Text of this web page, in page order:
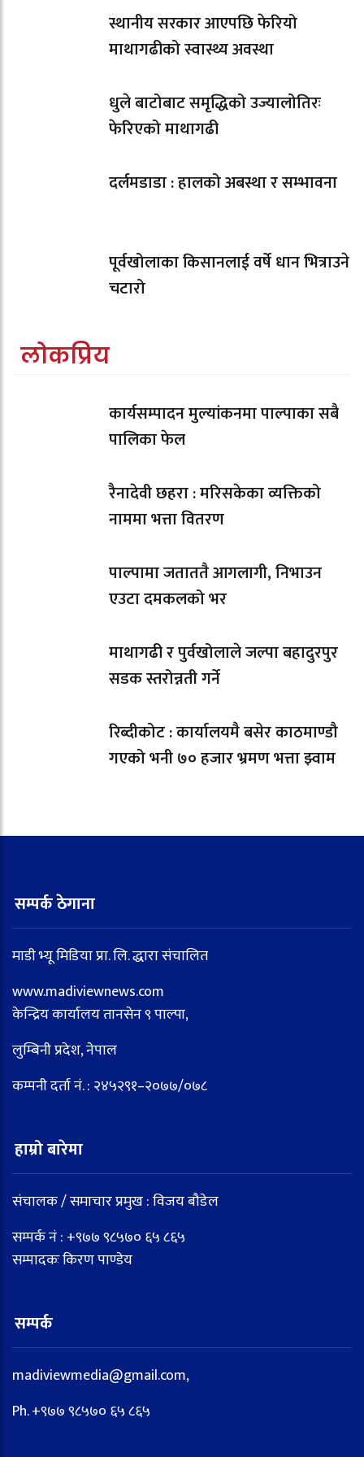
स्थानीय सरकार आएपछि फेरियो
माथागढीको स्वास्थ्य अवस्था
धुले बाटोबाट समृद्धिको उज्यालोतिरः
फेरिएको माथागढी
दर्लमडाडा : हालको अबस्था र सम्भावना
पूर्वखोलाका किसानलाई वर्षे धान भित्राउने
चटारो
लोकप्रिय
कार्यसम्पादन मुल्यांकनमा पाल्पाका सबै
पालिका फेल
रैनादेवी छहरा : मरिसकेका व्यक्तिको
नाममा भत्ता वितरण
पाल्पामा जताततै आगलागी, निभाउन
एउटा दमकलको भर
माथागढी र पुर्वखोलाले जल्पा बहादुरपुर
सडक स्तरोन्नती गर्ने
रिब्दीकोट : कार्यालयमै बसेर काठमाण्डौ
गएको भनी ७० हजार भ्रमण भत्ता झ्वाम
सम्पर्क ठेगाना
माडी भ्यू मिडिया प्रा. लि. द्धारा संचालित
www.madiviewnews.com
केन्द्रिय कार्यालय तानसेन ९ पाल्पा,
लुम्बिनी प्रदेश, नेपाल
कम्पनी दर्ता नं. : २४५२९१–२०७७/०७८
हाम्रो बारेमा
संचालक / समाचार प्रमुख : विजय बौडेल
सम्पर्क नं : +९७७ ९८५७० ६५ ८६५
सम्पादकः किरण पाण्डेय
सम्पर्क
madiviewmedia@gmail.com,
Ph. +९७७ ९८५७० ६५ ८६५